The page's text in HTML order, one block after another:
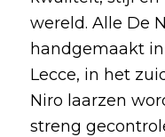
wereld. Alle De
handgemaakt
Lecce, in het
Niro laarzen
streng